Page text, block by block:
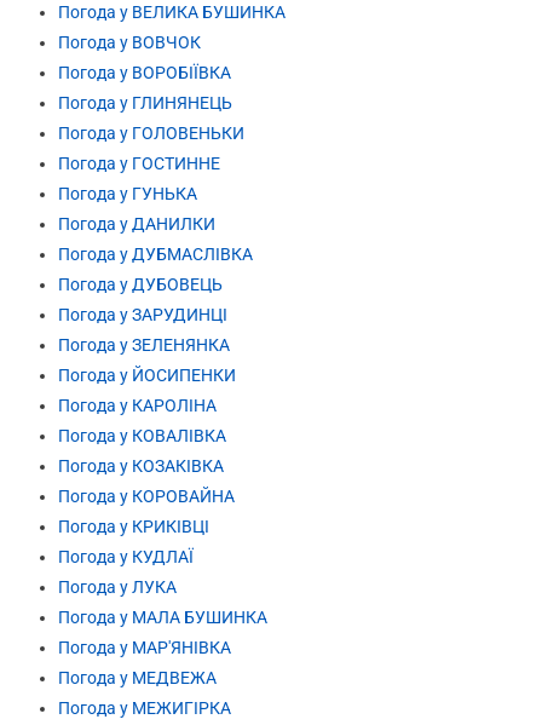
Погода у ВЕЛИКА БУШИНКА
Погода у ВОВЧОК
Погода у ВОРОБІЇВКА
Погода у ГЛИНЯНЕЦЬ
Погода у ГОЛОВЕНЬКИ
Погода у ГОСТИННЕ
Погода у ГУНЬКА
Погода у ДАНИЛКИ
Погода у ДУБМАСЛІВКА
Погода у ДУБОВЕЦЬ
Погода у ЗАРУДИНЦІ
Погода у ЗЕЛЕНЯНКА
Погода у ЙОСИПЕНКИ
Погода у КАРОЛІНА
Погода у КОВАЛІВКА
Погода у КОЗАКІВКА
Погода у КОРОВАЙНА
Погода у КРИКІВЦІ
Погода у КУДЛАЇ
Погода у ЛУКА
Погода у МАЛА БУШИНКА
Погода у МАР'ЯНІВКА
Погода у МЕДВЕЖА
Погода у МЕЖИГІРКА